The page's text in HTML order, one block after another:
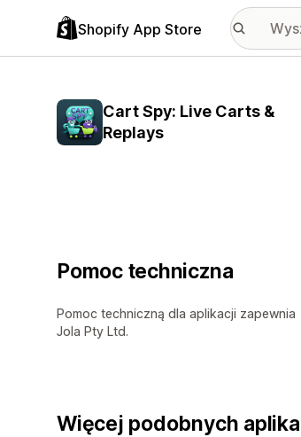
Shopify App Store
Cart Spy: Live Carts &
Replays
Pomoc techniczna
Pomoc techniczną dla aplikacji zapewnia
Jola Pty Ltd.
Więcej podobnych